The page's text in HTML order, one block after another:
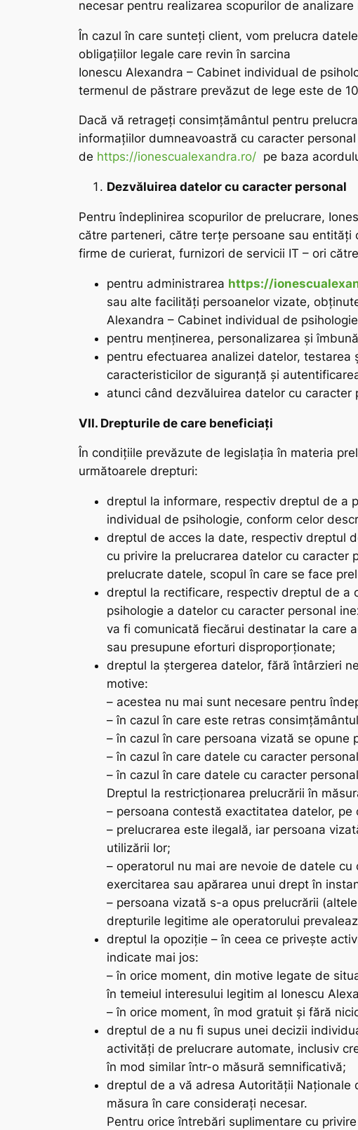
necesar pentru realizarea scopurilor de
În cazul în care sunteți client, vom prelucra
obligaţiilor legale care revin în sarcina
Ionescu Alexandra – Cabinet individual de
termenul de păstrare prevăzut de lege este de
Dacă vă retrageți consimțământul pentru
informațiilor dumneavoastră cu caracter
de https://ionescualexandra.ro/ pe baza
Dezvăluirea datelor cu caracter personal
Pentru îndeplinirea scopurilor de prelucrare,
către parteneri, către terțe persoane sau entități
firme de curierat, furnizori de servicii IT – ori
pentru administrarea https://
sau alte facilități persoanelor vizate,
Alexandra – Cabinet individual de
pentru menținerea, personalizarea și
pentru efectuarea analizei datelor,
caracteristicilor de siguranță și
atunci când dezvăluirea datelor cu
VII. Drepturile de care beneficiați
În condițiile prevăzute de legislația în materia
următoarele drepturi:
dreptul la informare, respectiv dreptul de a
individual de psihologie, conform celor
dreptul de acces la date, respectiv dreptul
cu privire la prelucrarea datelor cu
prelucrate datele, scopul în care se face
dreptul la rectificare, respectiv dreptul de a
psihologie a datelor cu caracter personal
va fi comunicată fiecărui destinatar la care
sau presupune eforturi disproporționate;
dreptul la ștergerea datelor, fără întârzieri
motive:
– acestea nu mai sunt necesare pentru
– în cazul în care este retras
– în cazul în care persoana vizată se
– în cazul în care datele cu caracter
– în cazul în care datele cu caracter
Dreptul la restricționarea prelucrării în
– persoana contestă exactitatea datelor,
– prelucrarea este ilegală, iar persoana
utilizării lor;
– operatorul nu mai are nevoie de datele
exercitarea sau apărarea unui drept în
– persoana vizată s-a opus prelucrării
drepturile legitime ale operatorului
dreptul la opoziție – în ceea ce privește
indicate mai jos:
– în orice moment, din motive legate de
în temeiul interesului legitim al Ionescu
– în orice moment, în mod gratuit și fără
dreptul de a nu fi supus unei decizii
activități de prelucrare automate, inclusiv
în mod similar într-o măsură semnificativă;
dreptul de a vă adresa Autorităţii Naţionale
măsura în care considerați necesar.
Pentru orice întrebări suplimentare cu